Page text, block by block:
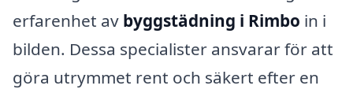
erfarenhet av byggstädning i Rimbo in i
bilden. Dessa specialister ansvarar för att
göra utrymmet rent och säkert efter en